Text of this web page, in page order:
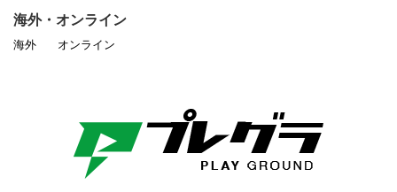
海外・オンライン
海外 オンライン